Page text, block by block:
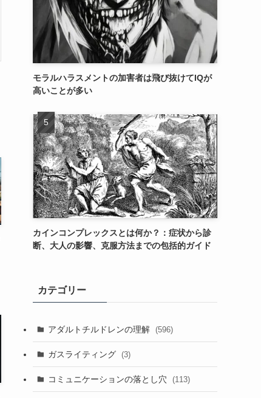
モラルハラスメントの加害者は飛び抜けてIQが
高いことが多い
カインコンプレックスとは何か？：症状から診
断、大人の影響、克服方法までの包括的ガイド
カテゴリー
アダルトチルドレンの理解 (596)
ガスライティング (3)
コミュニケーションの落とし穴 (113)